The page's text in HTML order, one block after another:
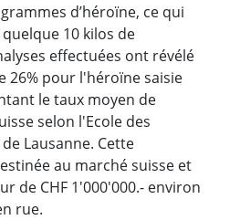
d’héroïne, ce qui
10 kilos de
effectuées ont révélé
26% pour l'héroïne saisie
le taux moyen de
selon l'Ecole des
Lausanne. Cette
au marché suisse et
de CHF 1'000'000.- environ
rue.